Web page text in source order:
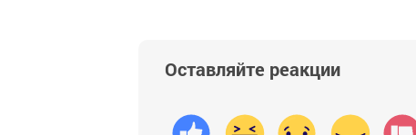
Оставляйте реакции